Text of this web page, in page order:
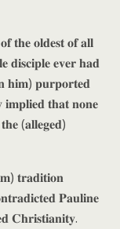
𝐭𝐡𝐞 𝐨𝐥𝐝𝐞𝐬𝐭 𝐨𝐟 𝐚𝐥𝐥
𝐝𝐢𝐬𝐜𝐢𝐩𝐥𝐞 𝐞𝐯𝐞𝐫 𝐡𝐚𝐝
𝐡𝐢𝐦) 𝐩𝐮𝐫𝐩𝐨𝐫𝐭𝐞𝐝
𝐭𝐡𝐚𝐭 𝐧𝐨𝐧𝐞
(𝐚𝐥𝐥𝐞𝐠𝐞𝐝)
𝐭𝐫𝐚𝐝𝐢𝐭𝐢𝐨𝐧
𝐏𝐚𝐮𝐥𝐢𝐧𝐞